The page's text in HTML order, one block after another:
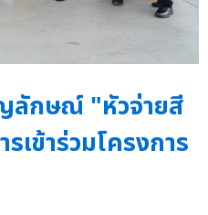
ลักษณ์ "หัวจ่ายสี
เข้าร่วมโครงการ